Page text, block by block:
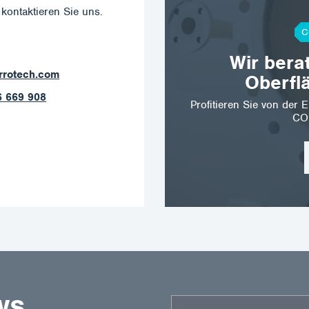
Sie uns.
602 789 403
Wir
Profitieren Sie von der